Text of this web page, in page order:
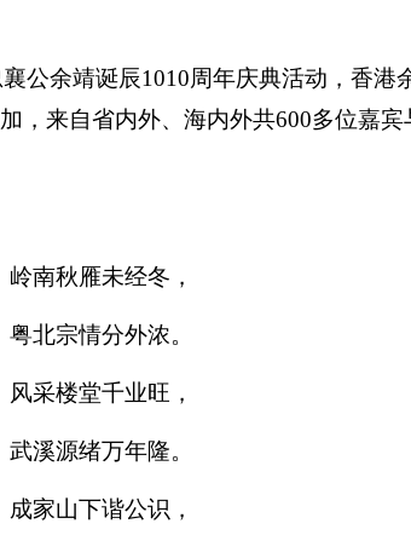
公余靖诞辰1010周年庆典活动，香港
，来自省内外、海内外共600多位嘉宾
岭南秋雁未经冬，
粤北宗情分外浓。
风采楼堂千业旺 ，
武溪源绪万年隆。
成家山下谐公识 ，